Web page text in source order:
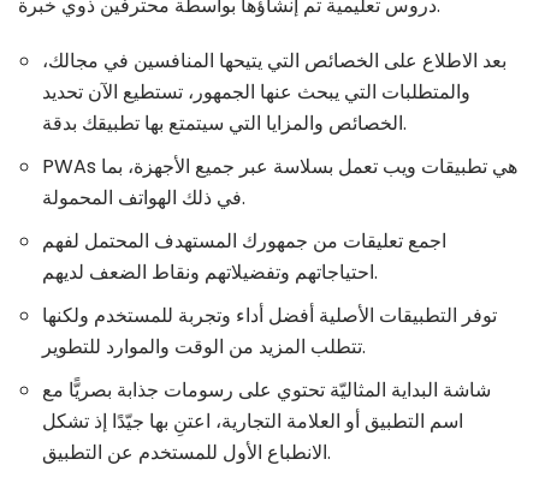
بعد الاطلاع على الخصائص التي يتيحها المنافسين في مجالك،
والمتطلبات التي يبحث عنها الجمهور، تستطيع الآن تحديد
الخصائص والمزايا التي سيتمتع بها تطبيقك بدقة.
PWAs هي تطبيقات ويب تعمل بسلاسة عبر جميع الأجهزة، بما
في ذلك الهواتف المحمولة.
اجمع تعليقات من جمهورك المستهدف المحتمل لفهم
احتياجاتهم وتفضيلاتهم ونقاط الضعف لديهم.
توفر التطبيقات الأصلية أفضل أداء وتجربة للمستخدم ولكنها
تتطلب المزيد من الوقت والموارد للتطوير.
شاشة البداية المثاليّة تحتوي على رسومات جذابة بصريًّا مع
اسم التطبيق أو العلامة التجارية، اعتنِ بها جيّدًا إذ تشكل
الانطباع الأول للمستخدم عن التطبيق.